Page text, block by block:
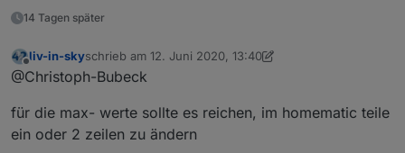
14 Tagen später
Offline
liv-in-skyschrieb am 12. Juni 2020, 13:40
zuletzt editiert von liv-in-sky6. Dez. 2020, 15:42
@Christoph-Bubeck
für die max- werte sollte es reichen, im homematic teile
ein oder 2 zeilen zu ändern